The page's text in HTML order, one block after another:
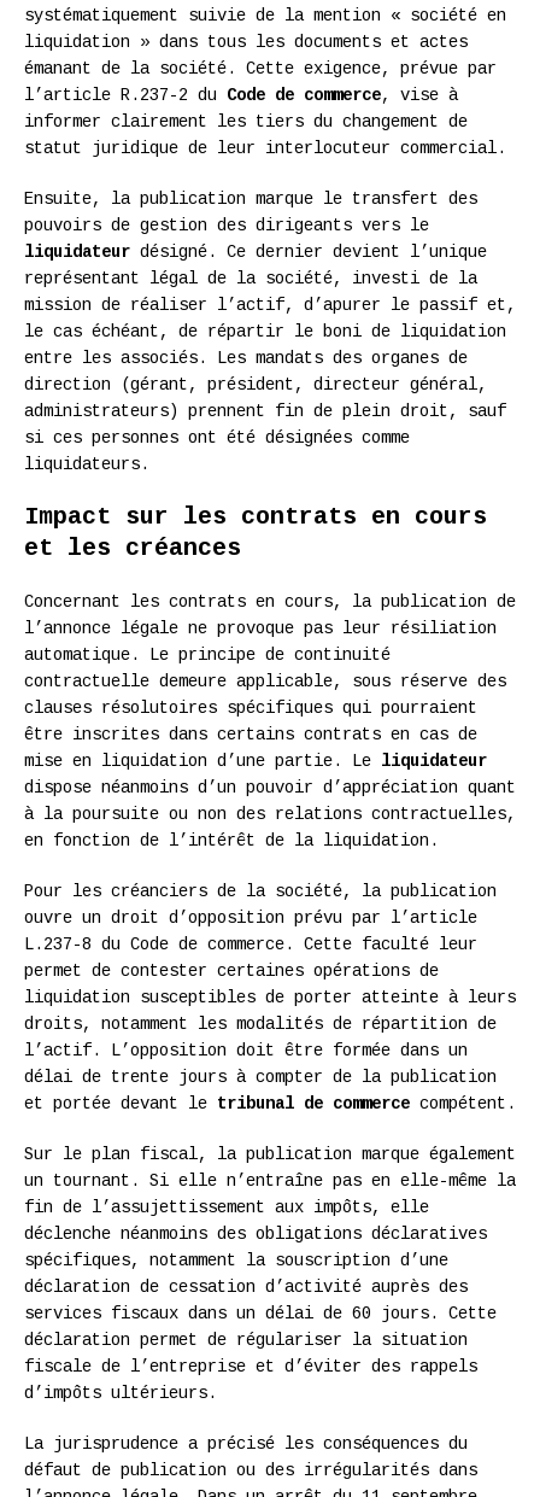
systématiquement suivie de la mention « société en
liquidation » dans tous les documents et actes
émanant de la société. Cette exigence, prévue par
l’article R.237-2 du Code de commerce, vise à
informer clairement les tiers du changement de
statut juridique de leur interlocuteur commercial.
Ensuite, la publication marque le transfert des
pouvoirs de gestion des dirigeants vers le
liquidateur désigné. Ce dernier devient l’unique
représentant légal de la société, investi de la
mission de réaliser l’actif, d’apurer le passif et,
le cas échéant, de répartir le boni de liquidation
entre les associés. Les mandats des organes de
direction (gérant, président, directeur général,
administrateurs) prennent fin de plein droit, sauf
si ces personnes ont été désignées comme
liquidateurs.
Impact sur les contrats en cours
et les créances
Concernant les contrats en cours, la publication de
l’annonce légale ne provoque pas leur résiliation
automatique. Le principe de continuité
contractuelle demeure applicable, sous réserve des
clauses résolutoires spécifiques qui pourraient
être inscrites dans certains contrats en cas de
mise en liquidation d’une partie. Le liquidateur
dispose néanmoins d’un pouvoir d’appréciation quant
à la poursuite ou non des relations contractuelles,
en fonction de l’intérêt de la liquidation.
Pour les créanciers de la société, la publication
ouvre un droit d’opposition prévu par l’article
L.237-8 du Code de commerce. Cette faculté leur
permet de contester certaines opérations de
liquidation susceptibles de porter atteinte à leurs
droits, notamment les modalités de répartition de
l’actif. L’opposition doit être formée dans un
délai de trente jours à compter de la publication
et portée devant le tribunal de commerce compétent.
Sur le plan fiscal, la publication marque également
un tournant. Si elle n’entraîne pas en elle-même la
fin de l’assujettissement aux impôts, elle
déclenche néanmoins des obligations déclaratives
spécifiques, notamment la souscription d’une
déclaration de cessation d’activité auprès des
services fiscaux dans un délai de 60 jours. Cette
déclaration permet de régulariser la situation
fiscale de l’entreprise et d’éviter des rappels
d’impôts ultérieurs.
La jurisprudence a précisé les conséquences du
défaut de publication ou des irrégularités dans